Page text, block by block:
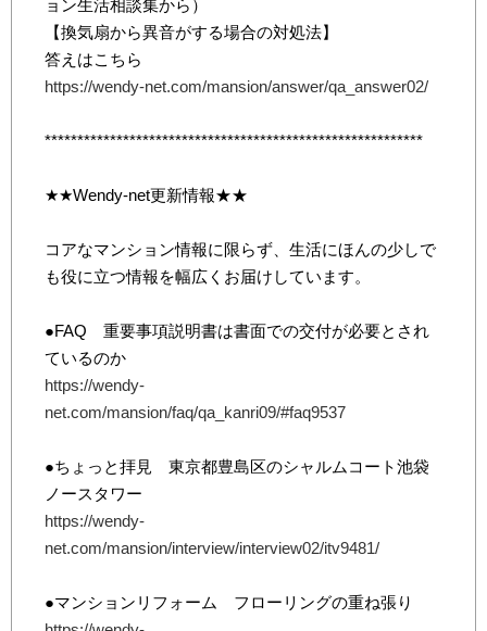
ョン生活相談集から）
【換気扇から異音がする場合の対処法】
答えはこちら
https://wendy-net.com/mansion/answer/qa_answer02/
**********************************************************
★★Wendy-net更新情報★★
コアなマンション情報に限らず、生活にほんの少しで
も役に立つ情報を幅広くお届けしています。
●FAQ 重要事項説明書は書面での交付が必要とされ
ているのか
https://wendy-
net.com/mansion/faq/qa_kanri09/#faq9537
●ちょっと拝見 東京都豊島区のシャルムコート池袋
ノースタワー
https://wendy-
net.com/mansion/interview/interview02/itv9481/
●マンションリフォーム フローリングの重ね張り